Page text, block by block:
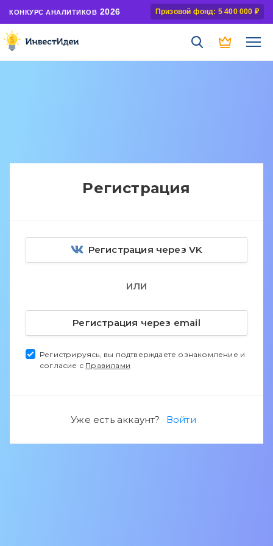
КОНКУРС АНАЛИТИКОВ 2026 Призовой фонд: 5 400 000 ₽
Регистрация
Регистрация через VK
ИЛИ
Регистрация через email
Регистрируясь, вы подтверждаете ознакомление и
согласие с Правилами
Уже есть аккаунт? Войти